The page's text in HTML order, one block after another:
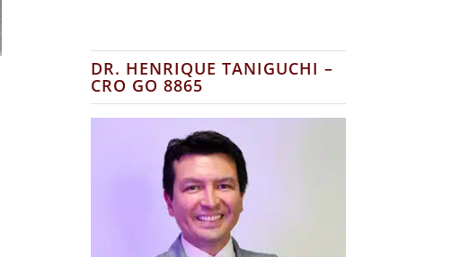
DR. HENRIQUE TANIGUCHI –
CRO GO 8865